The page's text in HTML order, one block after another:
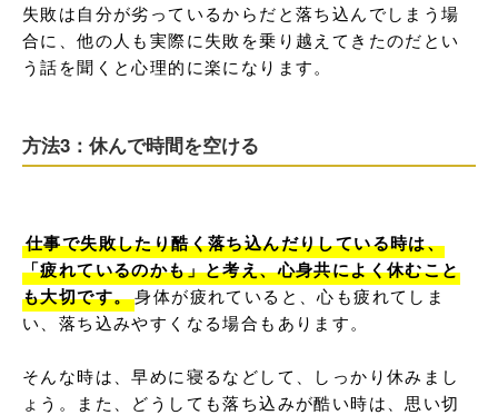
失敗は自分が劣っているからだと落ち込んでしまう場
合に、他の人も実際に失敗を乗り越えてきたのだとい
う話を聞くと心理的に楽になります。
方法3：休んで時間を空ける
仕事で失敗したり酷く落ち込んだりしている時は、
「疲れているのかも」と考え、心身共によく休むこと
も大切です。身体が疲れていると、心も疲れてしま
い、落ち込みやすくなる場合もあります。
そんな時は、早めに寝るなどして、しっかり休みまし
ょう。また、どうしても落ち込みが酷い時は、思い切